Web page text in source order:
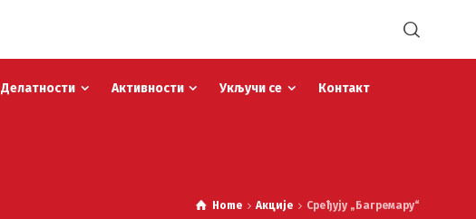
Делатности Активности Укључи се Контакт
Home Акције Сређују „Багремару“